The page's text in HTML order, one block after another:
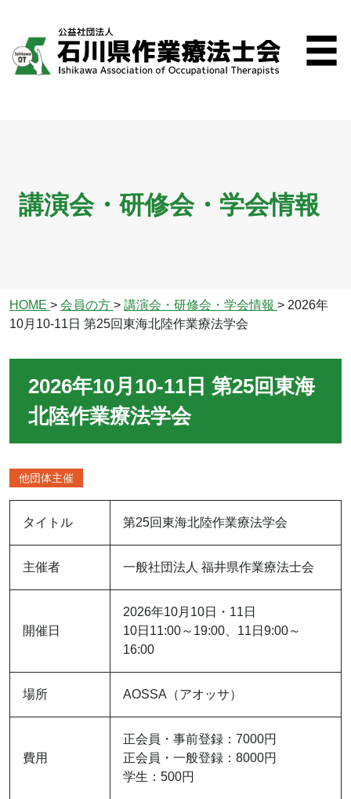
講演会・研修会・学会情報
HOME > 会員の方 > 講演会・研修会・学会情報 > 2026年
10月10‐11日 第25回東海北陸作業療法学会
2026年10月10‐11日 第25回東海
北陸作業療法学会
他団体主催
タイトル 第25回東海北陸作業療法学会
主催者 一般社団法人 福井県作業療法士会
開催日
2026年10月10日・11日
10日11:00～19:00、11日9:00～
16:00
場所 AOSSA（アオッサ）
費用
正会員・事前登録：7000円
正会員・一般登録：8000円
学生：500円